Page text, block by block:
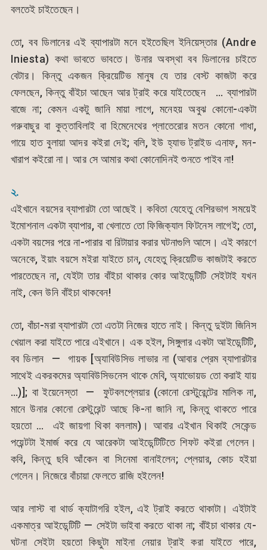
বলতেই চাইতেছেন।
তো, বব ডিলানের এই ব্যাপারটা মনে হইতেছিল ইনিয়েস্তার (Andre
Iniesta) কথা ভাবতে ভাবতে। উনার অবস্থা বব ডিলানের চাইতে
বেটার। কিন্তু একজন ক্রিয়েটিভ মানুষ যে তার বেস্ট কাজটা করে
ফেলছেন, কিন্তু বাঁইচা আছেন আর ট্রাই করে যাইতেছেন … ব্যাপারটা
বাজে না; কেমন একটু জানি মায়া লাগে, মনেহয় অবুঝ কোনো-একটা
গরুবাছুর বা কুত্তাবিলাই বা হিমেনেথের প্লাতেরোর মতন কোনো গাধা,
গায়ে হাত বুলায়া আদর কইরা দেই; বলি, ইউ হ্যাভ ট্রাইড এনাফ, মন-
খারাপ কইরো না। আর সে আমার কথা কোনোদিনই শুনতে পাইব না!
২.
এইখানে বয়সের ব্যাপারটা তো আছেই। কবিতা যেহেতু বেশিরভাগ সময়েই
ইমোশনাল একটা ব্যাপার, বা খেলাতে তো ফিজিক্যাল ফিটনেস লাগেই; তো,
একটা বয়সের পরে না-পারার বা রিটায়ার করার ঘটনাগুলি আসে। এই কারণে
অনেকে, ইয়াং বয়সে মইরা যাইতে চান, যেহেতু ক্রিয়েটিভ কাজটাই করতে
পারতেছেন না, যেইটা তার বাঁইচা থাকার কোর আইডেন্টিটি সেইটাই যখন
নাই, কেন উনি বাঁইচা থাকবেন!
তো, বাঁচা-মরা ব্যাপারটা তো এতটা নিজের হাতে নাই। কিন্তু দুইটা জিনিস
খেয়াল করা যাইতে পারে এইখানে। এক হইল, সিঙ্গুলার একটা আইডেন্টিটি,
বব ডিলান — গায়ক [অ্যাবিউসিভ লাভার না (আবার প্রেম ব্যাপারটার
সাথেই একরকমের অ্যাবিউসিভনেস থাকে মেবি, অ্যাভোয়ড তো করাই যায়
…)]; বা ইয়েনেস্তা — ফুটবলপ্লেয়ার (কোনো রেস্টুরেন্টের মালিক না,
মানে উনার কোনো রেস্টুরেন্ট আছে কি-না জানি না, কিন্তু থাকতে পারে
হয়তো … এই জায়গা থিকা বললাম)। আবার এইখান থিকাই সেকেন্ড
পয়েন্টটা ইমার্জ করে যে আরেকটা আইডেন্টিটিতে শিফট কইরা গেলেন।
কবি, কিন্তু ছবি আঁকেন বা সিনেমা বানাইলেন; প্লেয়ার, কোচ হইয়া
গেলেন। নিজেরে বাঁচায়া ফেলতে রাজি হইলেন!
আর লাস্ট বা থার্ড ক্যাটাগরি হইল, এই ট্রাই করতে থাকাটা। এইটাই
একমাত্র আইডেন্টিটি — সেইটা ভাইবা করতে থাকা না; বাঁইচা থাকার যে-
ঘটনা সেইটা হয়তো কিছুটা মাইনা নেয়ার ট্রাই করা যাইতে পারে,